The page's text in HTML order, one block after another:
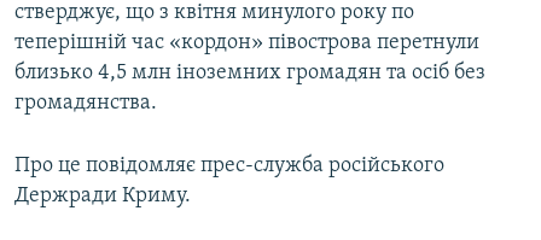
Усі сайти RFE/RL
стверджує, що з квітня минулого року по
теперішній час «кордон» півострова перетнули
близько 4,5 млн іноземних громадян та осіб без
громадянства.
Про це повідомляє прес-служба російського
Держради Криму.